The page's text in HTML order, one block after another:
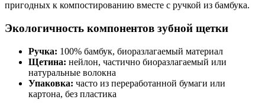
пригодных к компостированию вместе с ручкой из бамбука.
Экологичность компонентов зубной щетки
Ручка: 100% бамбук, биоразлагаемый материал
Щетина: нейлон, частично биоразлагаемый или
натуральные волокна
Упаковка: часто из переработанной бумаги или
картона, без пластика